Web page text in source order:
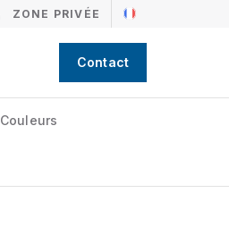
ZONE PRIVÉE
Contact
Couleurs